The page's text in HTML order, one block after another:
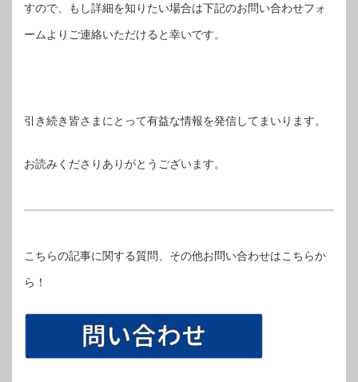
すので、もし詳細を知りたい場合は下記のお問い合わせフォ
ームよりご連絡いただけると幸いです。
引き続き皆さまにとって有益な情報を発信してまいります。
お読みくださりありがとうございます。
こちらの記事に関する質問、その他お問い合わせはこちらか
ら！